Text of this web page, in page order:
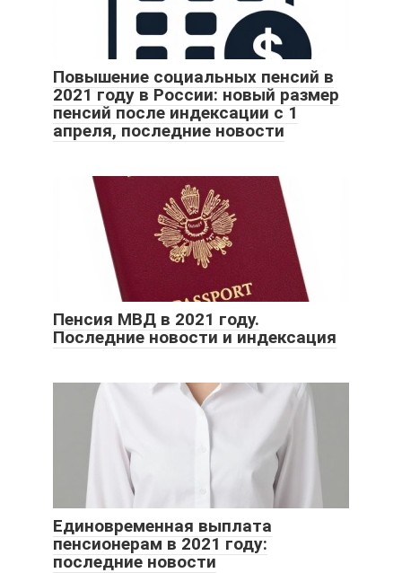
Повышение социальных пенсий в
2021 году в России: новый размер
пенсий после индексации с 1
апреля, последние новости
Пенсия МВД в 2021 году.
Последние новости и индексация
Единовременная выплата
пенсионерам в 2021 году:
последние новости